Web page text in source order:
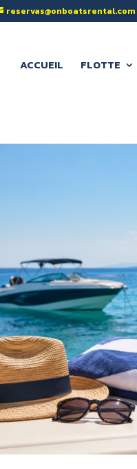
reservas@onboatsrental.com
ACCUEIL FLOTTE